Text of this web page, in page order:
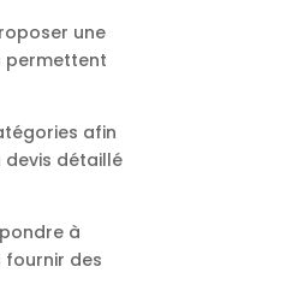
une
permettent
afin
devis détaillé
à
fournir des